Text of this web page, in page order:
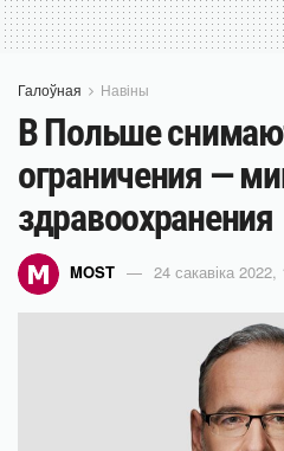
Галоўная Навіны
В Польше
ограничения —
здравоохранения
MOST 24 сакавіка 2022,